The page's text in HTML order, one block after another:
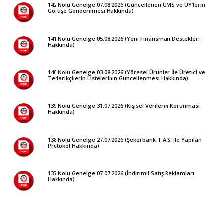
142 Nolu Genelge 07.08.2026 (Güncellenen UMS ve UY’lerin
Görüşe Gönderilmesi Hakkında)
141 Nolu Genelge 05.08.2026 (Yeni Finansman Destekleri
Hakkında)
140 Nolu Genelge 03.08.2026 (Yöresel Ürünler İle Üretici ve
Tedarikçilerin Listelerinin Güncellenmesi Hakkında)
139 Nolu Genelge 31.07.2026 (Kişisel Verilerin Korunması
Hakkında)
138 Nolu Genelge 27.07.2026 (Şekerbank T.A.Ş. ile Yapılan
Protokol Hakkında)
137 Nolu Genelge 07.07.2026 (İndirimli Satış Reklamları
Hakkında)